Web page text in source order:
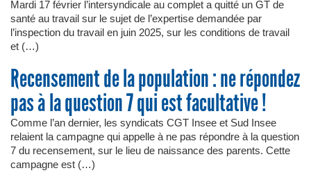
Mardi 17 février l’intersyndicale au complet a quitté un GT de
santé au travail sur le sujet de l’expertise demandée par
l’inspection du travail en juin 2025, sur les conditions de travail
et (…)
Recensement de la population : ne répondez
pas à la question 7 qui est facultative !
Comme l’an dernier, les syndicats CGT Insee et Sud Insee
relaient la campagne qui appelle à ne pas répondre à la question
7 du recensement, sur le lieu de naissance des parents. Cette
campagne est (…)